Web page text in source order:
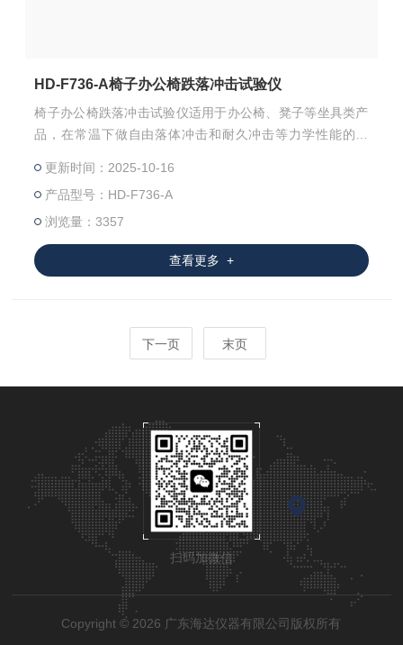
HD-F736-A椅子办公椅跌落冲击试验仪
椅子办公椅跌落冲击试验仪适用于办公椅、凳子等坐具类产
品，在常温下做自由落体冲击和耐久冲击等力学性能的测
的一次冲击和疲劳耐久能力，提高产品的品质。
更新时间：2025-10-16
产品型号：HD-F736-A
浏览量：3357
查看更多 +
下一页 末页
扫码加微信
Copyright © 2026 广东海达仪器有限公司版权所有